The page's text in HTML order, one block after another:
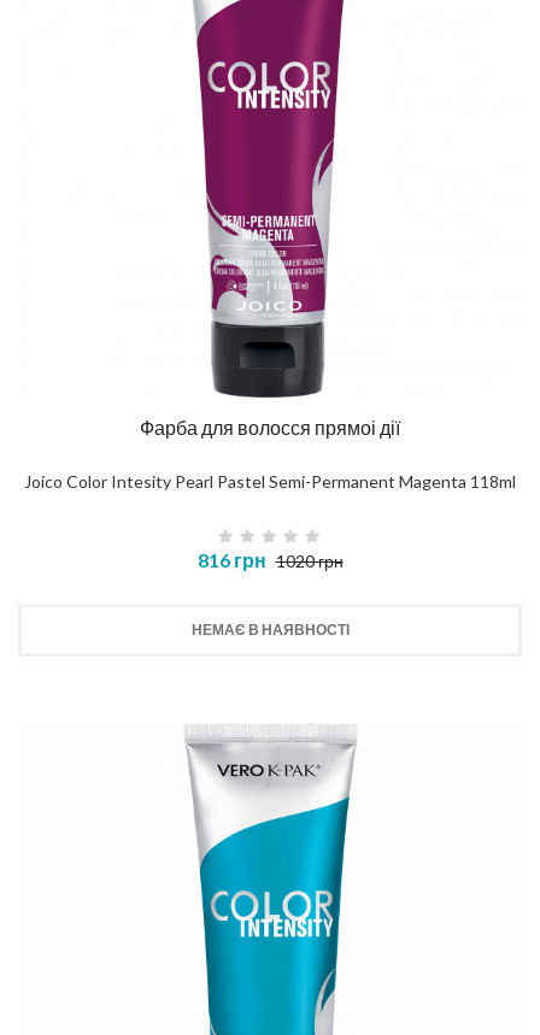
Фарба для волосся прямоі дії
Joico Color Intesity Pearl Pastel Semi-Permanent Magenta 118ml
816 грн 1020 грн
НЕМАЄ В НАЯВНОСТІ